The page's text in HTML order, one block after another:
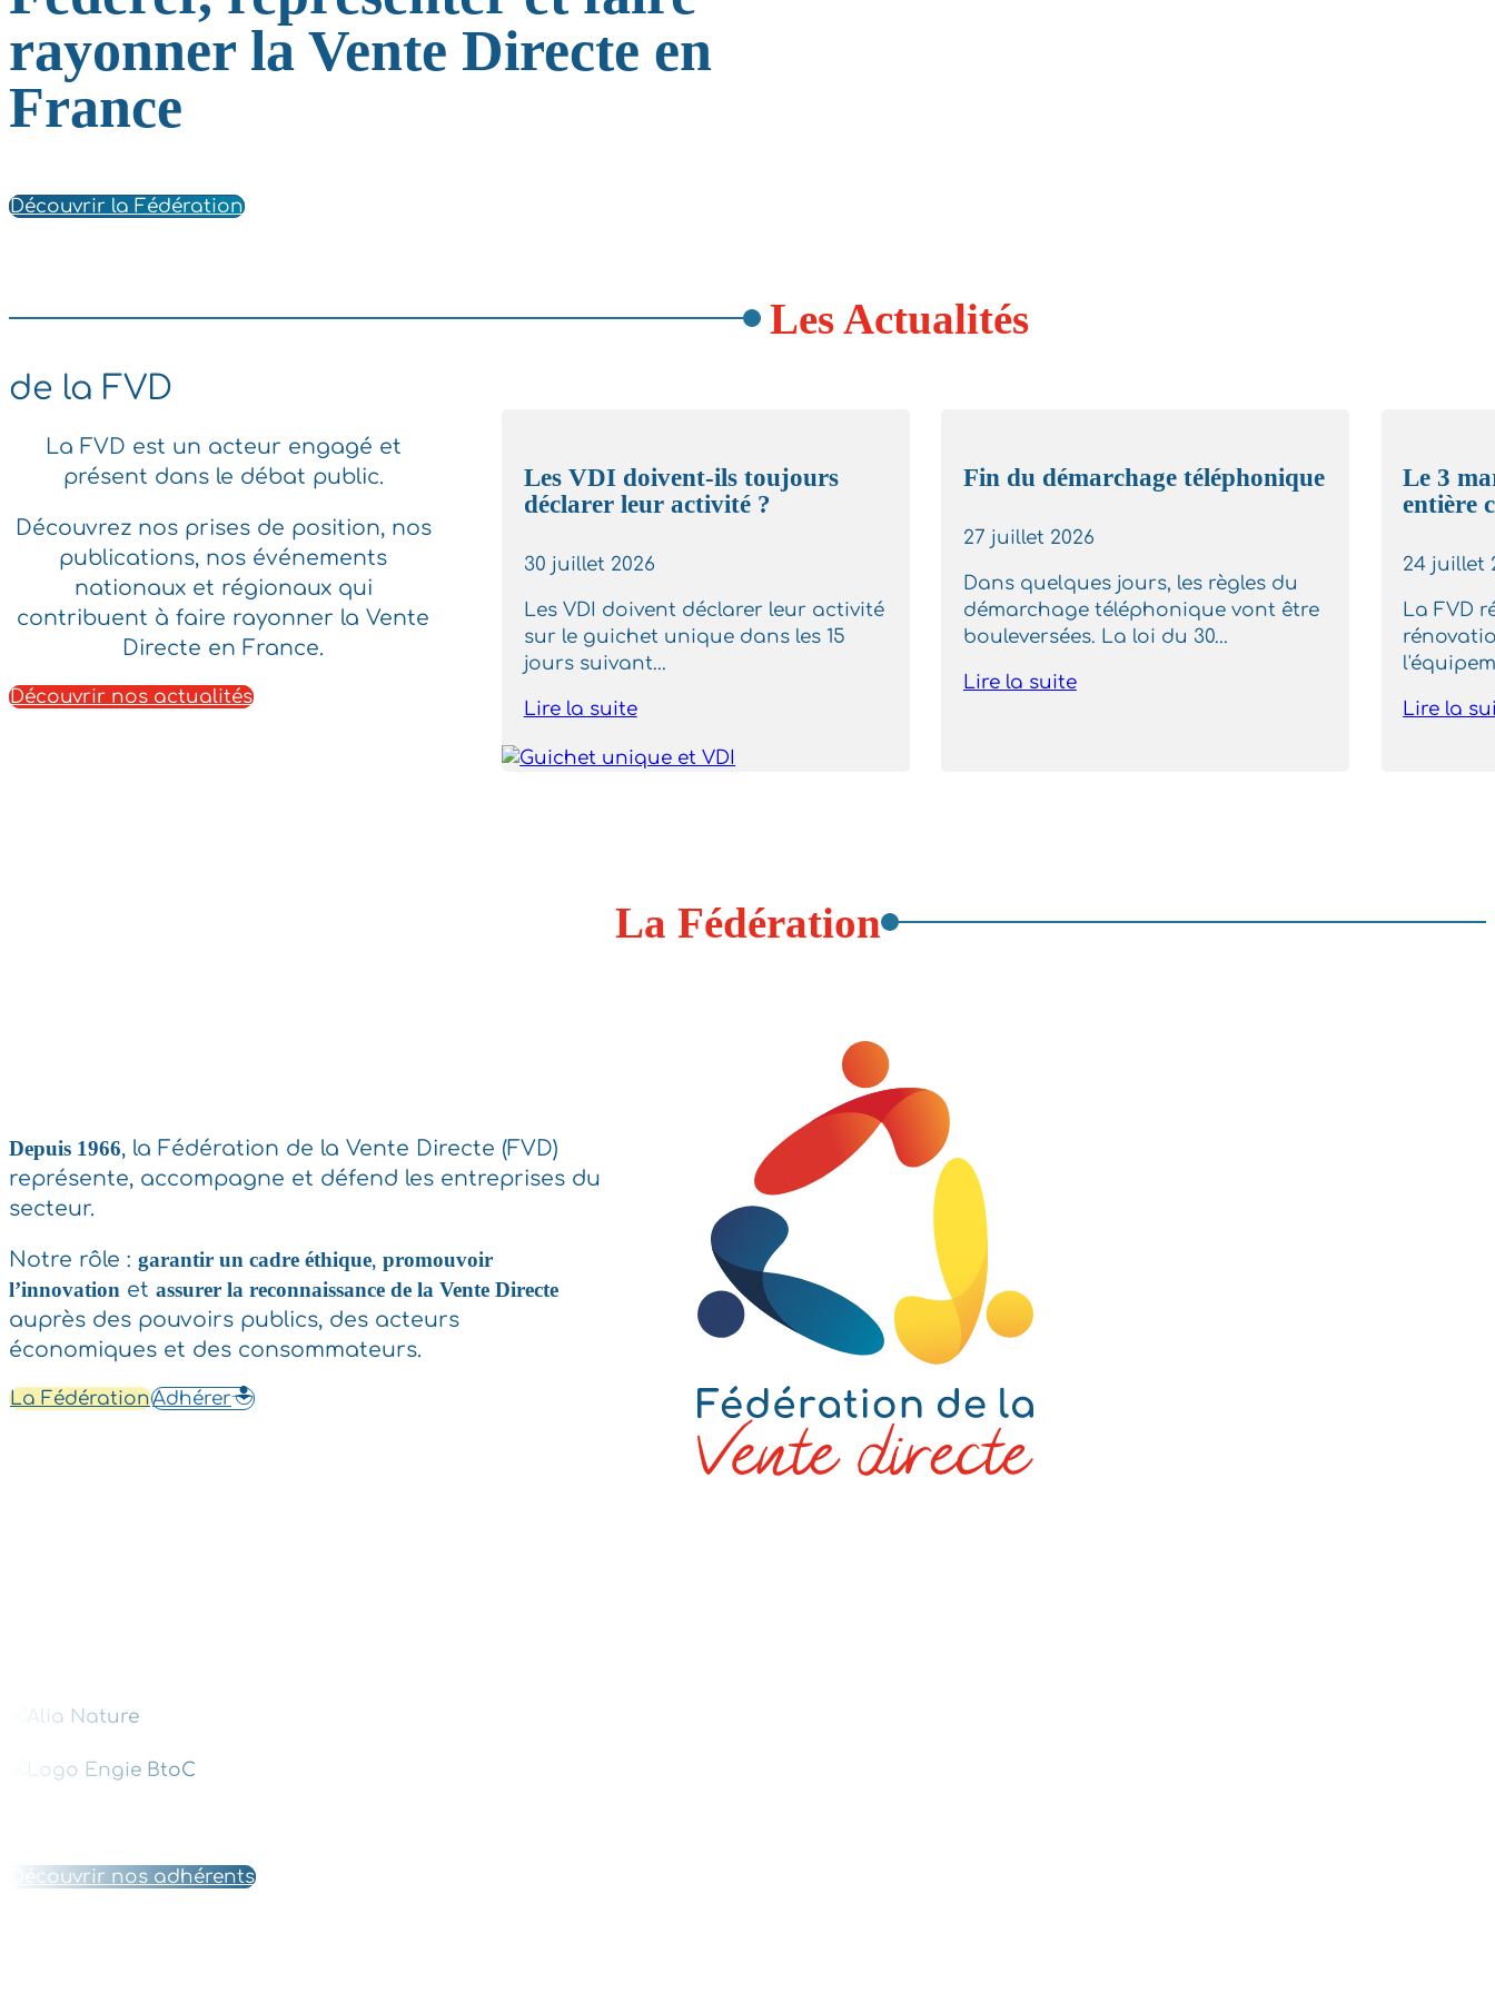
rayonner la Vente Directe en
France
Découvrir la Fédération
Les Actualités
de la FVD
La FVD est un acteur engagé et
présent dans le débat public.
Découvrez nos prises de position, nos
publications, nos événements
nationaux et régionaux qui
contribuent à faire rayonner la Vente
Directe en France.
Découvrir nos actualités
Les VDI doivent-ils toujours
déclarer leur activité ?
30 juillet 2026
Les VDI doivent déclarer leur activité
sur le guichet unique dans les 15
jours suivant...
Lire la suite
Fin du démarchage téléphonique
27 juillet 2026
Dans quelques jours, les règles du
démarchage téléphonique vont être
bouleversées. La loi du 30...
Lire la suite
Le 3
entière
de
24 juillet
La FVD
Lire la
La Fédération
Depuis 1966, la Fédération de la Vente Directe (FVD)
représente, accompagne et défend les entreprises du
secteur.
Notre rôle : garantir un cadre éthique, promouvoir
l’innovation et assurer la reconnaissance de la Vente Directe
auprès des pouvoirs publics, des acteurs
économiques et des consommateurs.
La FédérationAdhérer
Découvrir nos adhérents